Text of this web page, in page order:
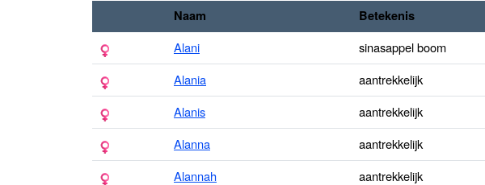
Naam Betekenis
Alani
sinasappel boom
Alania
aantrekkelijk
Alanis
aantrekkelijk
Alanna
aantrekkelijk
Alannah
aantrekkelijk